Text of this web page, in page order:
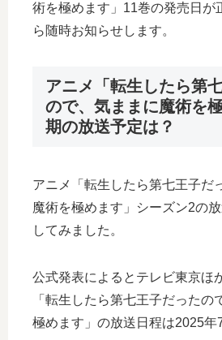
術を極めます」11巻の発売日が
ら随時お知らせします。
アニメ「転生したら第
ので、気ままに魔術を
期の放送予定は？
アニメ「転生したら第七王子だ
魔術を極めます」シーズン2の
してみました。
公式発表によるとテレビ東京ほ
「転生したら第七王子だったの
極めます」の放送日程は2025年